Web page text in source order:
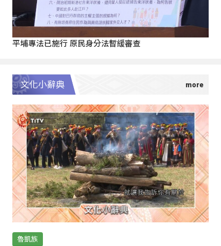
平埔專法已施行 原民身分法暫緩審查
文化小辭典
魯凱族